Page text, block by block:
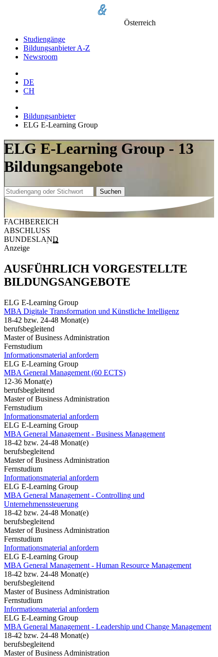
Österreich
Studiengänge
Bildungsanbieter A-Z
Newsroom
DE
CH
Bildungsanbieter
ELG E-Learning Group
ELG E-Learning Group - 13
Bildungsangebote
Suchen
FACHBEREICH
ABSCHLUSS
BUNDESLAND
Anzeige
AUSFÜHRLICH VORGESTELLTE
BILDUNGSANGEBOTE
ELG E-Learning Group
MBA Digitale Transformation und Künstliche Intelligenz
18-42 bzw. 24-48 Monat(e)
berufsbegleitend
Master of Business Administration
Fernstudium
Informationsmaterial anfordern
ELG E-Learning Group
MBA General Management (60 ECTS)
12-36 Monat(e)
berufsbegleitend
Master of Business Administration
Fernstudium
Informationsmaterial anfordern
ELG E-Learning Group
MBA General Management - Business Management
18-42 bzw. 24-48 Monat(e)
berufsbegleitend
Master of Business Administration
Fernstudium
Informationsmaterial anfordern
ELG E-Learning Group
MBA General Management - Controlling und
Unternehmenssteuerung
18-42 bzw. 24-48 Monat(e)
berufsbegleitend
Master of Business Administration
Fernstudium
Informationsmaterial anfordern
ELG E-Learning Group
MBA General Management - Human Resource Management
18-42 bzw. 24-48 Monat(e)
berufsbegleitend
Master of Business Administration
Fernstudium
Informationsmaterial anfordern
ELG E-Learning Group
MBA General Management - Leadership und Change Management
18-42 bzw. 24-48 Monat(e)
berufsbegleitend
Master of Business Administration